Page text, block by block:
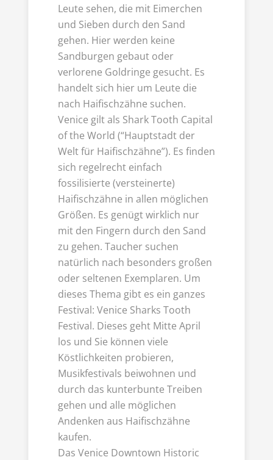
Leute sehen, die mit Eimerchen
und Sieben durch den Sand
gehen. Hier werden keine
Sandburgen gebaut oder
verlorene Goldringe gesucht. Es
handelt sich hier um Leute die
nach Haifischzähne suchen.
Venice gilt als Shark Tooth Capital
of the World (“Hauptstadt der
Welt für Haifischzähne”). Es finden
sich regelrecht einfach
fossilisierte (versteinerte)
Haifischzähne in allen möglichen
Größen. Es genügt wirklich nur
mit den Fingern durch den Sand
zu gehen. Taucher suchen
natürlich nach besonders großen
oder seltenen Exemplaren. Um
dieses Thema gibt es ein ganzes
Festival: Venice Sharks Tooth
Festival. Dieses geht Mitte April
los und Sie können viele
Köstlichkeiten probieren,
Musikfestivals beiwohnen und
durch das kunterbunte Treiben
gehen und alle möglichen
Andenken aus Haifischzähne
kaufen.
Das Venice Downtown Historic